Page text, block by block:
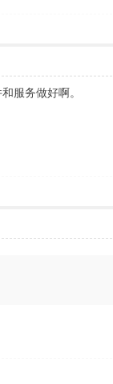
服务做好啊。